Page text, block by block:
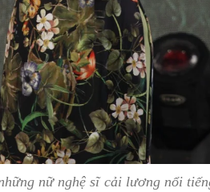
nữ nghệ sĩ cải lương nổi